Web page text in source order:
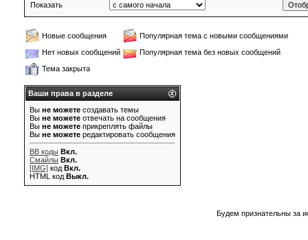
Показать
Новые сообщения
Популярная тема с новыми сообщениями
Нет новых сообщений
Популярная тема без новых сообщений
Тема закрыта
Ваши права в разделе
Вы не можете создавать темы
Вы не можете отвечать на сообщения
Вы не можете прикреплять файлы
Вы не можете редактировать сообщения
BB коды Вкл.
Смайлы Вкл.
[IMG] код Вкл.
HTML код Выкл.
Будем признательны за